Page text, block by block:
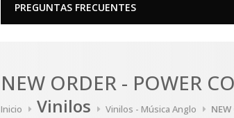
PREGUNTAS FRECUENTES
NEW ORDER - POWER
Inicio Vinilos Vinilos - Música Anglo NEW